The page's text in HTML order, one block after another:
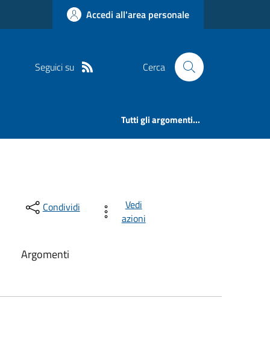
Accedi all'area personale
Seguici su Cerca
Tutti gli argomenti...
Condividi
Vedi
azioni
Argomenti